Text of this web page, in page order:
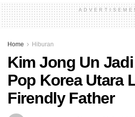
Home Hiburan
Kim Jong Un
Pop Korea Utara
Firendly Father